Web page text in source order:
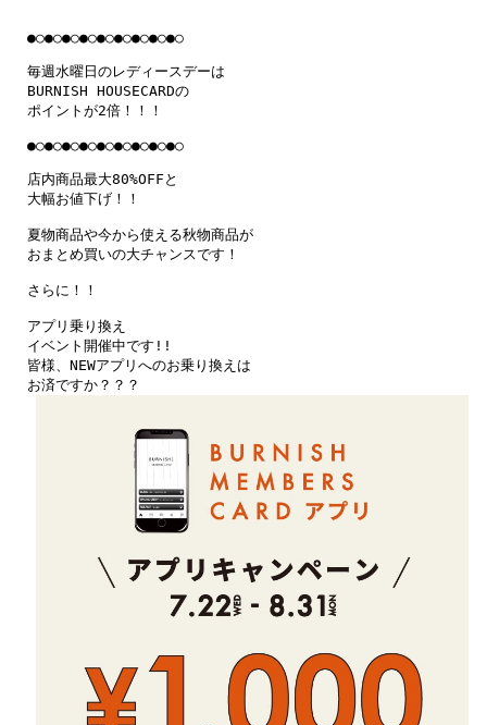
●○●○●○●○●○●○●○●○●○
毎週水曜日のレディースデーは
BURNISH HOUSECARDの
ポイントが2倍！！！
●○●○●○●○●○●○●○●○●○
店内商品最大80%OFFと
大幅お値下げ！！
夏物商品や今から使える秋物商品が
おまとめ買いの大チャンスです！
さらに！！
アプリ乗り換え
イベント開催中です!!
皆様、NEWアプリへのお乗り換えは
お済ですか？？？